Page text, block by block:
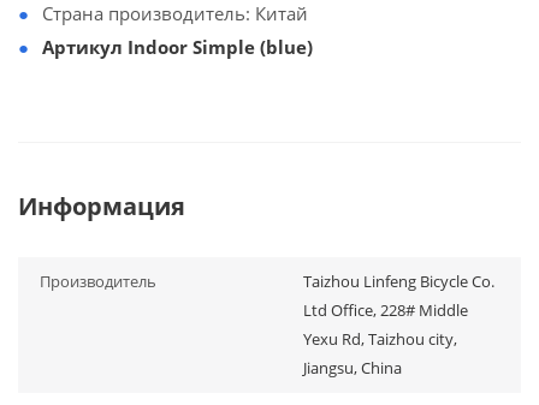
Страна производитель: Китай
Артикул Indoor Simple (blue)
Информация
Производитель
Taizhou Linfeng Bicycle Co.
Ltd Office, 228# Middle
Yexu Rd, Taizhou city,
Jiangsu, China